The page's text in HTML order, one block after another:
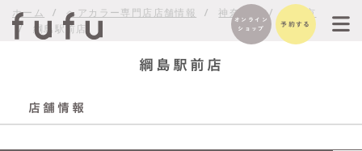
オンライン
ショップ
予約する
ホーム ヘアカラー専門店店舗情報 神奈川県
横浜市
綱島駅前店
綱島駅前店
店舗情報